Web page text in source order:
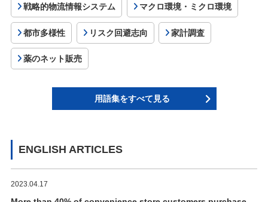
戦略的物流情報システム マクロ環境・ミクロ環境
都市多様性 リスク回避志向 家計調査
薬のネット販売
用語集をすべて見る
ENGLISH ARTICLES
2023.04.17